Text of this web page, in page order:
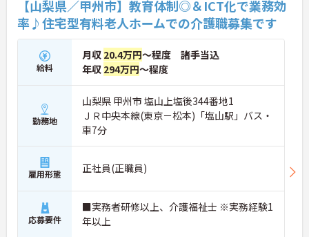
軽にお問い合わせください。
【山梨県／甲州市】教育体制◎＆ICT化で業務効
率♪住宅型有料老人ホームでの介護職募集です
給料
月収 20.4万円～程度 諸手当込
年収 294万円～程度
勤務地
山梨県 甲州市 塩山上塩後344番地1
ＪＲ中央本線(東京－松本)「塩山駅」バス・
車7分
雇用形態 正社員(正職員)
応募要件
■実務者研修以上、介護福祉士 ※実務経験1
年以上